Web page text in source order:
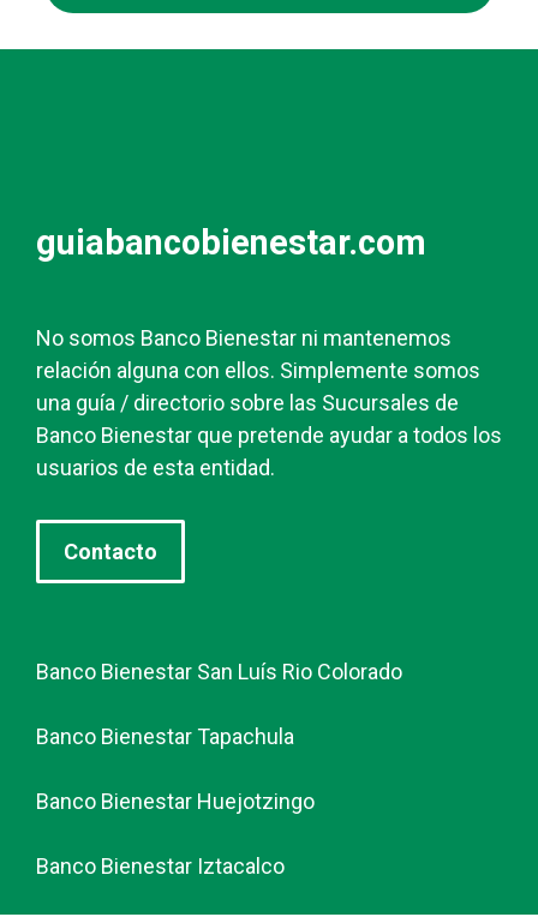
guiabancobienestar.com
No somos Banco Bienestar ni mantenemos
relación alguna con ellos. Simplemente somos
una guía / directorio sobre las Sucursales de
Banco Bienestar que pretende ayudar a todos los
usuarios de esta entidad.
Contacto
Banco Bienestar San Luís Rio Colorado
Banco Bienestar Tapachula
Banco Bienestar Huejotzingo
Banco Bienestar Iztacalco